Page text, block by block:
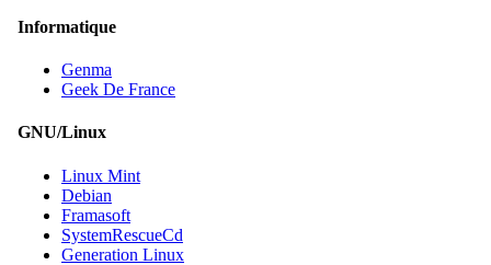
Informatique
Genma
Geek De France
GNU/Linux
Linux Mint
Debian
Framasoft
SystemRescueCd
Generation Linux